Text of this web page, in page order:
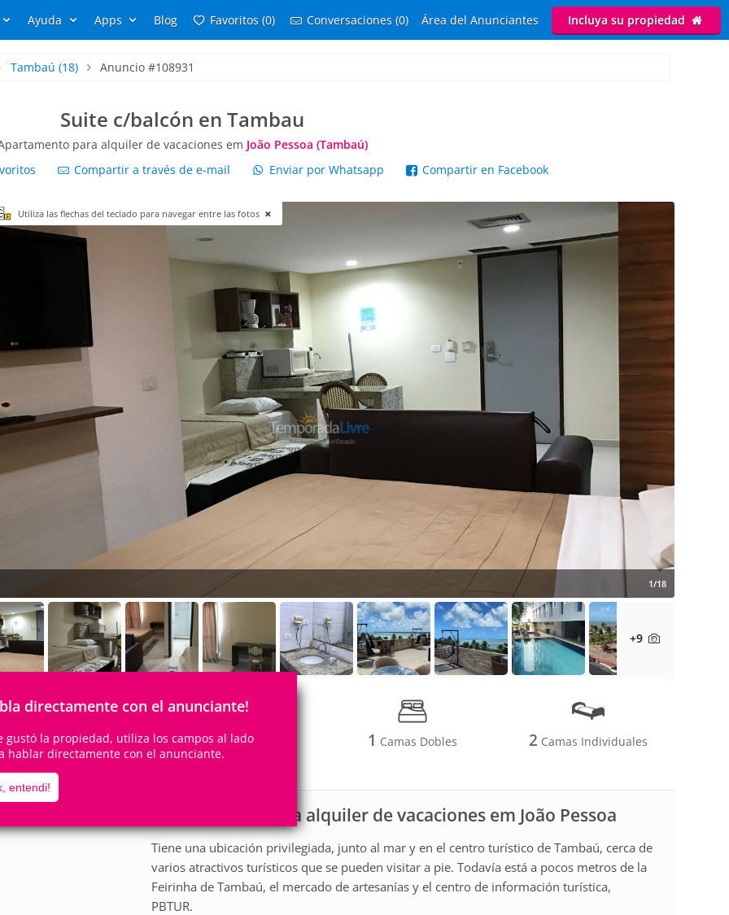
Ayuda Apps Blog Favoritos (0) Conversaciones (0) Área del Anunciantes Incluya su propiedad
Tambaú (18) Anuncio #108931
Suite c/balcón en Tambau
para alquiler de vacaciones em João Pessoa (Tambaú)
Compartir a través de e-mail Enviar por Whatsapp Compartir en Facebook
directamente con el anunciante!
gustó la propiedad, utiliza los campos al lado
hablar directamente con el anunciante.
entendi!
Utiliza las flechas del teclado para navegar entre las fotos
1/18
+9
4 Personas 1Cuartos
1
1 Camas Dobles 2 Camas Individuales
Apartamento para alquiler de vacaciones em João Pessoa
Tiene una ubicación privilegiada, junto al mar y en el centro turístico de Tambaú, cerca de
varios atractivos turísticos que se pueden visitar a pie. Todavía está a pocos metros de la
Feirinha de Tambaú, el mercado de artesanías y el centro de información turística,
PBTUR.